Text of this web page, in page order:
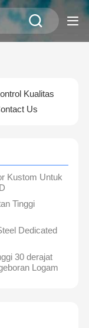
Kualitas
Us
Kustom Untuk
Tinggi
Dedicated
30 derajat
Logam